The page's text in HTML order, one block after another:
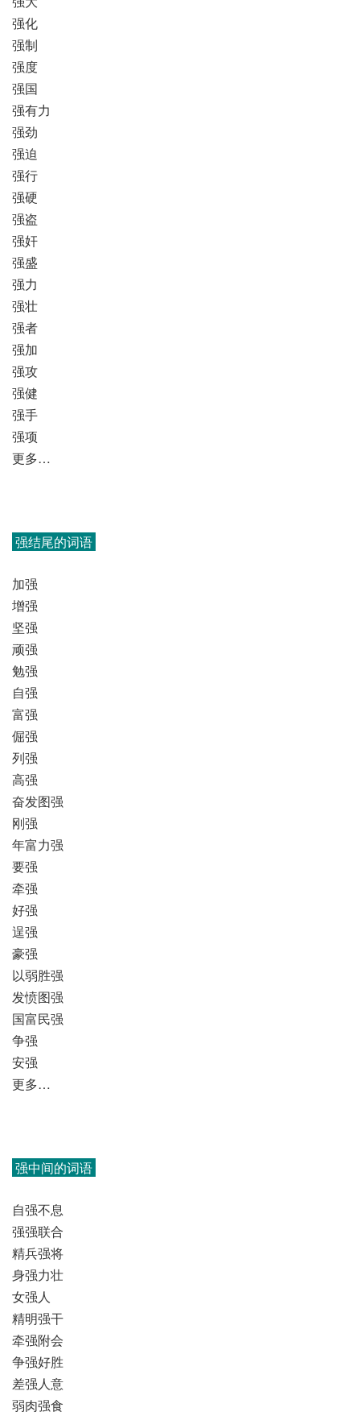
强化
强制
强度
强国
强有力
强劲
强迫
强行
强硬
强盗
强奸
强盛
强力
强壮
强者
强加
强攻
强健
强手
强项
更多…
强结尾的词语
加强
增强
坚强
顽强
勉强
自强
富强
倔强
列强
高强
奋发图强
刚强
年富力强
要强
牵强
好强
逞强
豪强
以弱胜强
发愤图强
国富民强
争强
安强
更多…
强中间的词语
自强不息
强强联合
精兵强将
身强力壮
女强人
精明强干
牵强附会
争强好胜
差强人意
弱肉强食